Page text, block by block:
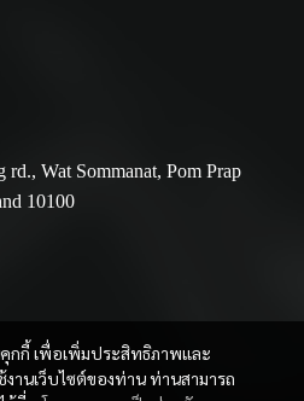
คุกกี้ เพื่อเพิ่มประสิทธิภาพและ
านเว็บไซต์ของท่าน ท่านสามารถ
Wat Sommanat, Pom Prap
10100